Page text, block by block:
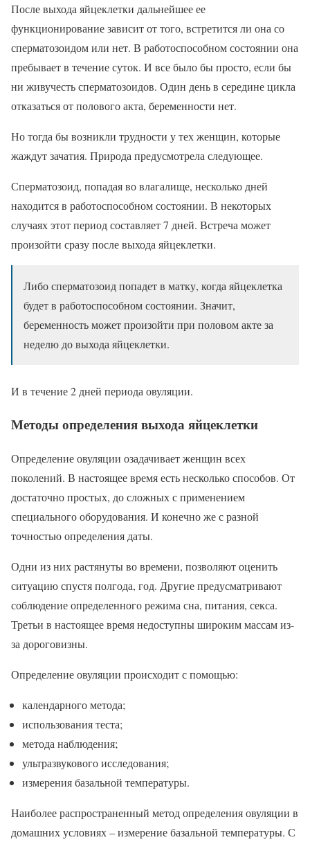
После выхода яйцеклетки дальнейшее ее
функционирование зависит от того, встретится ли она со
сперматозоидом или нет. В работоспособном состоянии она
пребывает в течение суток. И все было бы просто, если бы
ни живучесть сперматозоидов. Один день в середине цикла
отказаться от полового акта, беременности нет.
Но тогда бы возникли трудности у тех женщин, которые
жаждут зачатия. Природа предусмотрела следующее.
Сперматозоид, попадая во влагалище, несколько дней
находится в работоспособном состоянии. В некоторых
случаях этот период составляет 7 дней. Встреча может
произойти сразу после выхода яйцеклетки.
Либо сперматозоид попадет в матку, когда яйцеклетка
будет в работоспособном состоянии. Значит,
беременность может произойти при половом акте за
неделю до выхода яйцеклетки.
И в течение 2 дней периода овуляции.
Методы определения выхода яйцеклетки
Определение овуляции озадачивает женщин всех
поколений. В настоящее время есть несколько способов. От
достаточно простых, до сложных с применением
специального оборудования. И конечно же с разной
точностью определения даты.
Одни из них растянуты во времени, позволяют оценить
ситуацию спустя полгода, год. Другие предусматривают
соблюдение определенного режима сна, питания, секса.
Третьи в настоящее время недоступны широким массам из-
за дороговизны.
Определение овуляции происходит с помощью:
календарного метода;
использования теста;
метода наблюдения;
ультразвукового исследования;
измерения базальной температуры.
Наиболее распространенный метод определения овуляции в
домашних условиях – измерение базальной температуры. С